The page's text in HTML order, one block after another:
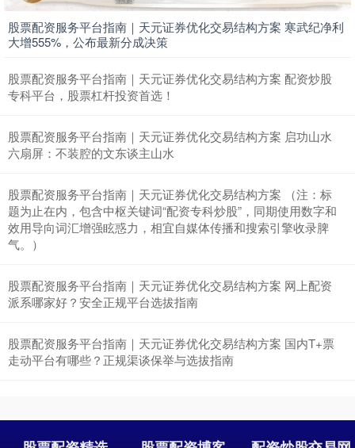
深证成指 14070.78 -73.43 -0.52%
沪深300 4637.89 -20.27 -0.44%
北证50 1115.17 -4.29
股票配资服务平台指南｜天元证券优化交易结构方案 寒武纪净利
大增555%，公布最新分成决策
股票配资服务平台指南｜天元证券优化交易结构方案 配资炒股
专科平台，股票杠杆投资首选！
股票配资服务平台指南｜天元证券优化交易结构方案 启功山水
六扇屏：不装腔的文东谈主山水
股票配资服务平台指南｜天元证券优化交易结构方案 （注：标
题为止在内，包含中枢关键词“配资专科炒股”，同期使用数字和
效用导向词汇增强眩惑力，相宜自媒体传播和搜索引擎收录脾
气。）
股票配资服务平台指南｜天元证券优化交易结构方案 网上配资
派系哪家好？安全正规平台选拔指南
股票配资服务平台指南｜天元证券优化交易结构方案 国内T+票
走动平台有哪些？正规渠谈保举与选拔指南